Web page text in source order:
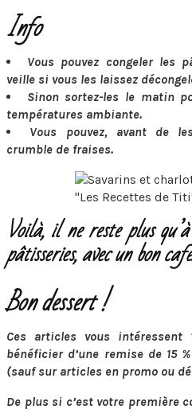
Info
Vous pouvez congeler les
veille si vous les laissez
Sinon sortez-les le matin
températures ambiante.
Vous pouvez, avant de
crumble de fraises.
Voilà, il ne reste plus
pâtisseries, avec un bon
Bon dessert !
Ces articles vous intéressent
bénéficier d’une remise de 15
(sauf sur articles en promo ou
De plus si c’est votre première